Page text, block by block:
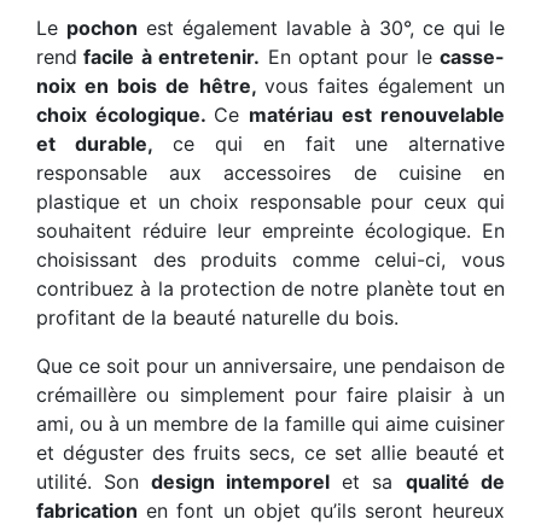
Le pochon est également lavable à 30°, ce qui le
rend facile à entretenir. En optant pour le casse-
noix en bois de hêtre, vous faites également un
choix écologique. Ce matériau est renouvelable
et durable, ce qui en fait une alternative
responsable aux accessoires de cuisine en
plastique et un choix responsable pour ceux qui
souhaitent réduire leur empreinte écologique. En
choisissant des produits comme celui-ci, vous
contribuez à la protection de notre planète tout en
profitant de la beauté naturelle du bois.
Que ce soit pour un anniversaire, une pendaison de
crémaillère ou simplement pour faire plaisir à un
ami, ou à un membre de la famille qui aime cuisiner
et déguster des fruits secs, ce set allie beauté et
utilité. Son design intemporel et sa qualité de
fabrication en font un objet qu’ils seront heureux